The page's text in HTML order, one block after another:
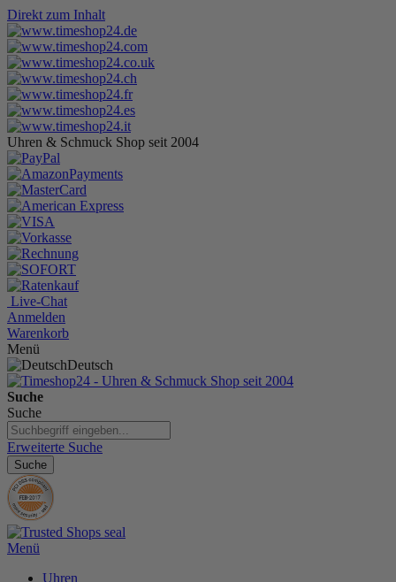
Direkt zum Inhalt
Uhren & Schmuck Shop seit 2004
Live-Chat
Anmelden
Warenkorb
Menü
Deutsch
Suche
Suche
Erweiterte Suche
Suche
Menü
Uhren